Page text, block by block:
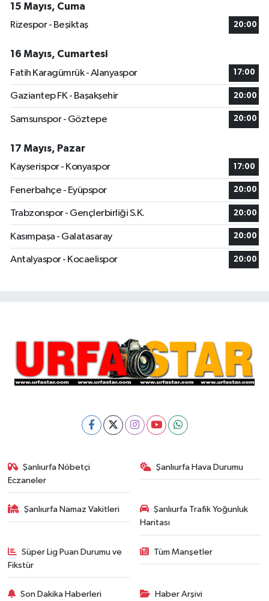
15 Mayıs, Cuma
Rizespor - Beşiktaş
20:00
16 Mayıs, Cumartesi
Fatih Karagümrük - Alanyaspor
17:00
Gaziantep FK - Başakşehir 20:00
Samsunspor - Göztepe 20:00
17 Mayıs, Pazar
Kayserispor - Konyaspor
17:00
Fenerbahçe - Eyüpspor 20:00
Trabzonspor - Gençlerbirliği S.K. 20:00
Kasımpaşa - Galatasaray 20:00
Antalyaspor - Kocaelispor 20:00
Şanlıurfa Nöbetçi
Eczaneler
Şanlıurfa Hava Durumu
Şanlıurfa Namaz Vakitleri
Şanlıurfa Trafik Yoğunluk
Haritası
Süper Lig Puan Durumu ve
Fikstür
Tüm Manşetler
Son Dakika Haberleri Haber Arşivi